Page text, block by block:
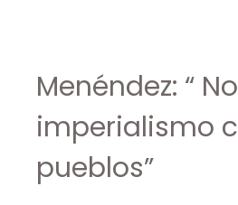
Menéndez: “
imperialismo
pueblos”